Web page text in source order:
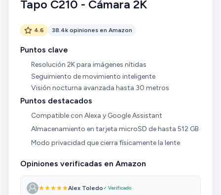
Tapo C210 - Cámara 2K
4.6 38.4k opiniones en Amazon
Puntos clave
Resolución 2K para imágenes nítidas
Seguimiento de movimiento inteligente
Visión nocturna avanzada hasta 30 metros
Puntos destacados
Compatible con Alexa y Google Assistant
Almacenamiento en tarjeta microSD de hasta 512 GB
Modo privacidad que cierra físicamente la lente
Opiniones verificadas en Amazon
Alex Toledo✓ Verificado